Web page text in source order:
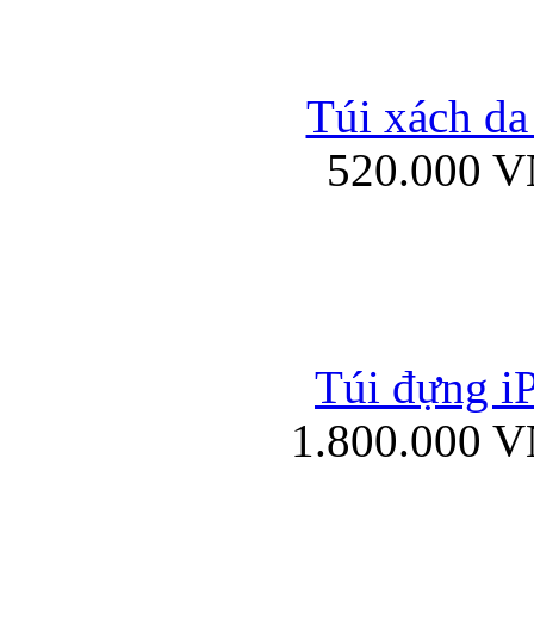
Bao da iPad
Túi xách da
Túi xách
520.000
Túi đựng
1.800.000